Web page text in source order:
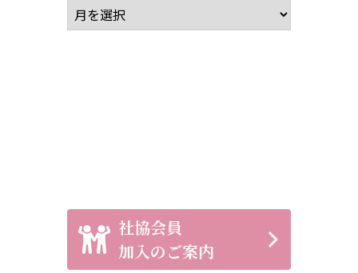
アーカイブ
社協会員
加入のご案内